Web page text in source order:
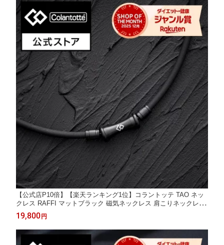
【公式店P10倍】【楽天ランキング1位】コラントッテ TAO ネッ
クレス RAFFI マットブラック 磁気ネックレス 肩こりネックレス
健康ネックレス 磁気アクセサリー アクセサリー プレゼント ギフ
ト 男性 メンズ
19,800円